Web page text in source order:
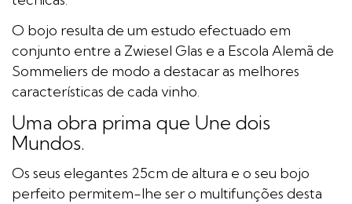
O bojo resulta de um estudo efectuado em
conjunto entre a Zwiesel Glas e a Escola Alemã de
Sommeliers de modo a destacar as melhores
características de cada vinho.
Uma obra prima que Une dois
Mundos.
Os seus elegantes 25cm de altura e o seu bojo
perfeito permitem-lhe ser o multifunções desta